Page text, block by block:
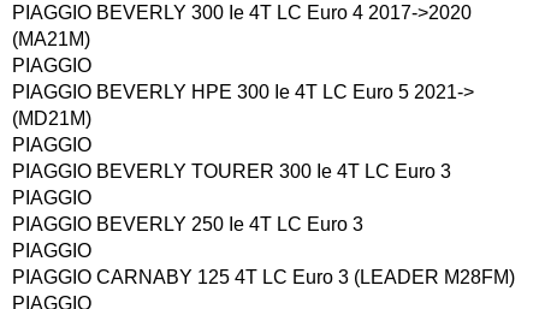
PIAGGIO BEVERLY 300 Ie 4T LC Euro 4 2017->2020
(MA21M)
PIAGGIO
PIAGGIO BEVERLY HPE 300 Ie 4T LC Euro 5 2021->
(MD21M)
PIAGGIO
PIAGGIO BEVERLY TOURER 300 Ie 4T LC Euro 3
PIAGGIO
PIAGGIO BEVERLY 250 Ie 4T LC Euro 3
PIAGGIO
PIAGGIO CARNABY 125 4T LC Euro 3 (LEADER M28FM)
PIAGGIO